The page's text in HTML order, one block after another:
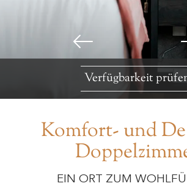
Verfügbarkeit
Komfort- und
EIN ORT ZUM